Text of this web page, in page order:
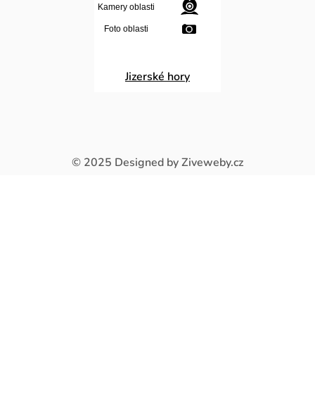
Jizerské hory
© 2025 Designed by Ziveweby.cz